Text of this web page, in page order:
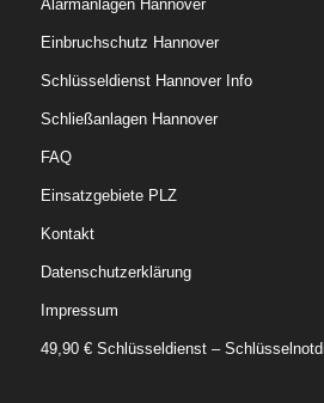
Alarmanlagen Hannover
Einbruchschutz Hannover
Schlüsseldienst Hannover Info
Schließanlagen Hannover
FAQ
Einsatzgebiete PLZ
Kontakt
Datenschutzerklärung
Impressum
49,90 € Schlüsseldienst –